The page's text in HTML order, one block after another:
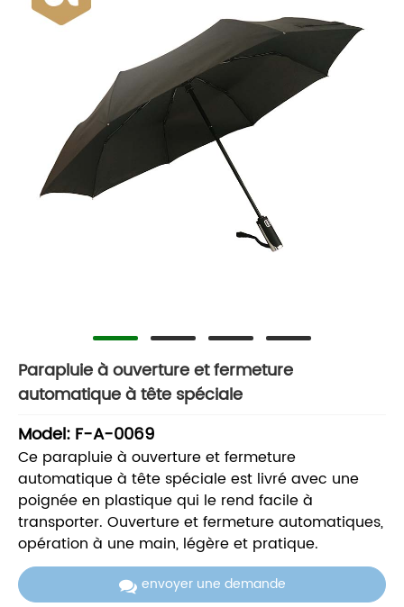
Parapluie à ouverture et fermeture
automatique à tête spéciale
Model: F-A-0069
Ce parapluie à ouverture et fermeture
automatique à tête spéciale est livré avec une
poignée en plastique qui le rend facile à
transporter. Ouverture et fermeture automatiques,
opération à une main, légère et pratique.
envoyer une demande